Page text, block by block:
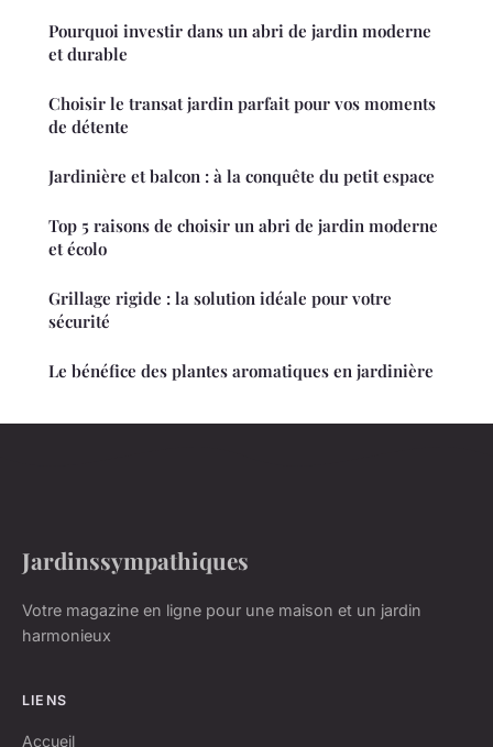
Pourquoi investir dans un abri de jardin moderne
et durable
Choisir le transat jardin parfait pour vos moments
de détente
Jardinière et balcon : à la conquête du petit espace
Top 5 raisons de choisir un abri de jardin moderne
et écolo
Grillage rigide : la solution idéale pour votre
sécurité
Le bénéfice des plantes aromatiques en jardinière
Jardinssympathiques
Votre magazine en ligne pour une maison et un jardin
harmonieux
LIENS
Accueil